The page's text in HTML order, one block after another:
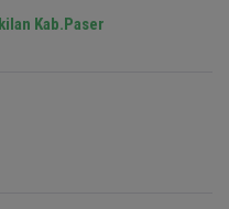
Kab.Paser